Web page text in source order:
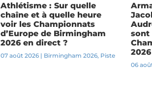
Athlétisme : Sur quelle
chaîne et à quelle heure
voir les Championnats
d’Europe de Birmingham
2026 en direct ?
07 août 2026 | Birmingham 2026, Piste
sont
06